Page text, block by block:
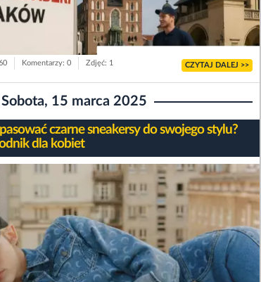
Komentarzy: 0 Zdjęć: 1 CZYTAJ DALEJ >>
Sobota, 15 marca 2025
czarne sneakersy do swojego stylu?
dla kobiet